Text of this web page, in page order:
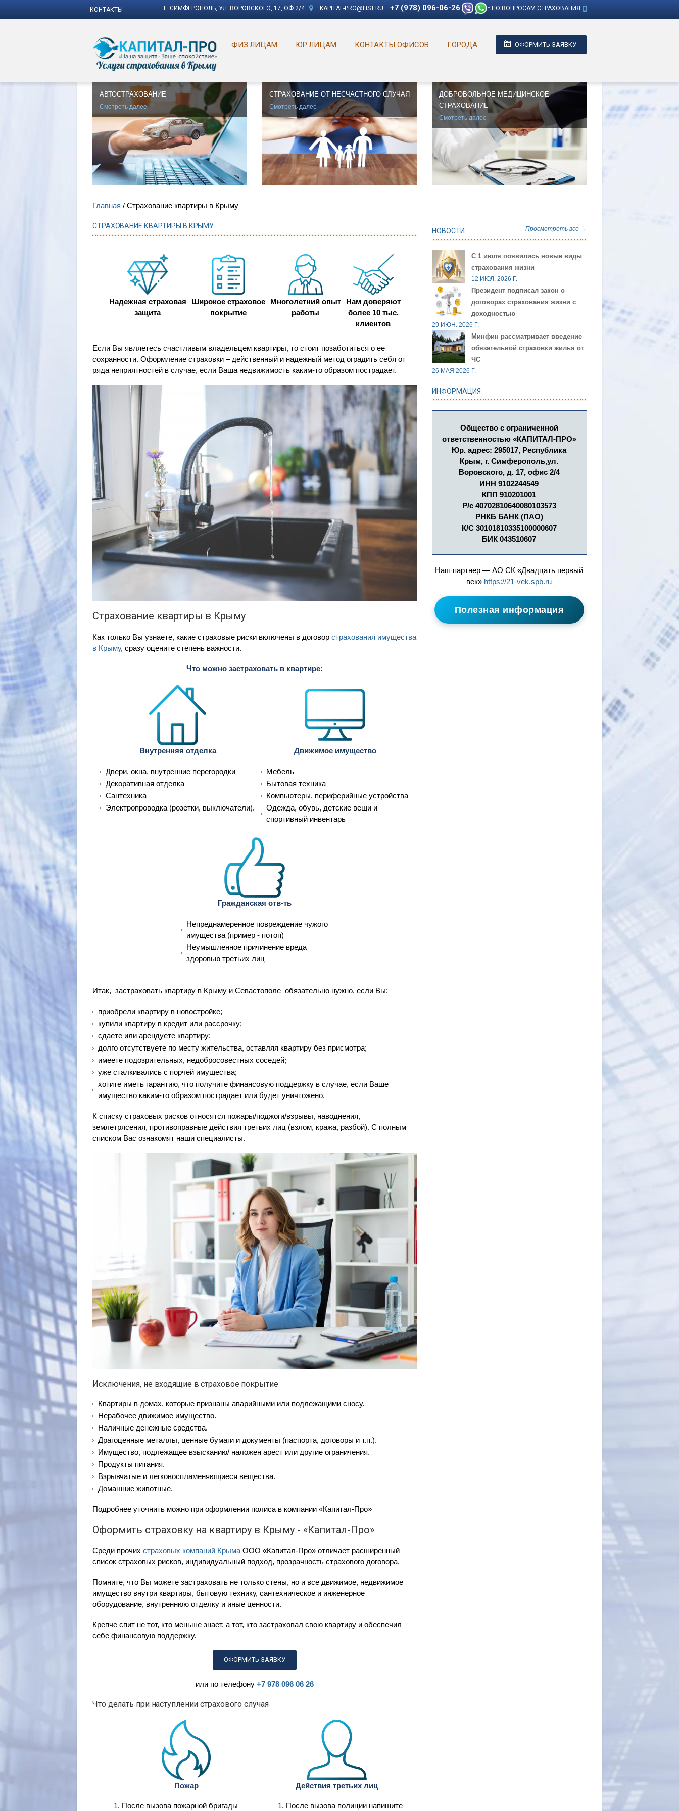
КОНТАКТЫ Г. СИМФЕРОПОЛЬ, УЛ. ВОРОВСКОГО, 17, ОФ.2/4 KAPITAL-PRO@LIST.RU +7 (978) 096-06-26 - ПО ВОПРОСАМ СТРАХОВАНИЯ
ОФОРМИТЬ ЗАЯВКУ
ФИЗ.ЛИЦАМ ЮР.ЛИЦАМ КОНТАКТЫ ОФИСОВ ГОРОДА
АВТОСТРАХОВАНИЕ
Смотреть далее
СТРАХОВАНИЕ ОТ НЕСЧАСТНОГО СЛУЧАЯ
Смотреть далее
ДОБРОВОЛЬНОЕ МЕДИЦИНСКОЕ
СТРАХОВАНИЕ
Смотреть далее
Главная Страхование квартиры в Крыму
СТРАХОВАНИЕ КВАРТИРЫ В КРЫМУ
Надежная страховая
защита
Широкое страховое
покрытие
Многолетний опыт
работы
Нам доверяют
более 10 тыс.
клиентов
Если Вы являетесь счастливым владельцем квартиры, то стоит позаботиться о ее
сохранности. Оформление страховки – действенный и надежный метод оградить себя от
ряда неприятностей в случае, если Ваша недвижимость каким-то образом пострадает.
Страхование квартиры в Крыму
Как только Вы узнаете, какие страховые риски включены в договор страхования имущества
в Крыму, сразу оцените степень важности.
Что можно застраховать в квартире:
Внутренняя отделка
Двери, окна, внутренние перегородки
Декоративная отделка
Сантехника
Электропроводка (розетки, выключатели).
Движимое имущество
Мебель
Бытовая техника
Компьютеры, периферийные устройства
Одежда, обувь, детские вещи и
спортивный инвентарь
Гражданская отв-ть
Непреднамеренное повреждение чужого
имущества (пример - потоп)
Неумышленное причинение вреда
здоровью третьих лиц
Итак, застраховать квартиру в Крыму и Севастополе обязательно нужно, если Вы:
приобрели квартиру в новостройке;
купили квартиру в кредит или рассрочку;
сдаете или арендуете квартиру;
долго отсутствуете по месту жительства, оставляя квартиру без присмотра;
имеете подозрительных, недобросовестных соседей;
уже сталкивались с порчей имущества;
хотите иметь гарантию, что получите финансовую поддержку в случае, если Ваше
имущество каким-то образом пострадает или будет уничтожено.
К списку страховых рисков относятся пожары/поджоги/взрывы, наводнения,
землетрясения, противоправные действия третьих лиц (взлом, кража, разбой). С полным
списком Вас ознакомят наши специалисты.
Исключения, не входящие в страховое покрытие
Квартиры в домах, которые признаны аварийными или подлежащими сносу.
Нерабочее движимое имущество.
Наличные денежные средства.
Драгоценные металлы, ценные бумаги и документы (паспорта, договоры и т.п.).
Имущество, подлежащее взысканию/ наложен арест или другие ограничения.
Продукты питания.
Взрывчатые и легковоспламеняющиеся вещества.
Домашние животные.
Подробнее уточнить можно при оформлении полиса в компании «Капитал-Про»
Оформить страховку на квартиру в Крыму - «Капитал-Про»
Среди прочих страховых компаний Крыма ООО «Капитал-Про» отличает расширенный
список страховых рисков, индивидуальный подход, прозрачность страхового договора.
Помните, что Вы можете застраховать не только стены, но и все движимое, недвижимое
имущество внутри квартиры, бытовую технику, сантехническое и инженерное
оборудование, внутреннюю отделку и иные ценности.
Крепче спит не тот, кто меньше знает, а тот, кто застраховал свою квартиру и обеспечил
себе финансовую поддержку.
ОФОРМИТЬ ЗАЯВКУ
или по телефону +7 978 096 06 26
Что делать при наступлении страхового случая
Пожар
После вызова пожарной бригады
Действия третьих лиц
После вызова полиции напишите
НОВОСТИ Просмотреть все →
С 1 июля появились новые виды
страхования жизни
12 ИЮЛ. 2026 Г.
Президент подписал закон о
договорах страхования жизни с
доходностью
29 ИЮН. 2026 Г.
Минфин рассматривает введение
обязательной страховки жилья от
ЧС
26 МАЯ 2026 Г.
ИНФОРМАЦИЯ
Общество с ограниченной
ответственностью «КАПИТАЛ-ПРО»
Юр. адрес: 295017, Республика
Крым, г. Симферополь,ул.
Воровского, д. 17, офис 2/4
ИНН 9102244549
КПП 910201001
Р/с 40702810640080103573
РНКБ БАНК (ПАО)
К/С 30101810335100000607
БИК 043510607
Наш партнер — АО СК «Двадцать первый
век» https://21-vek.spb.ru
Полезная информация